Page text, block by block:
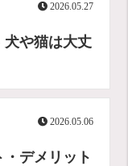
2026.05.27
犬や猫は大丈
2026.05.06
デメリット